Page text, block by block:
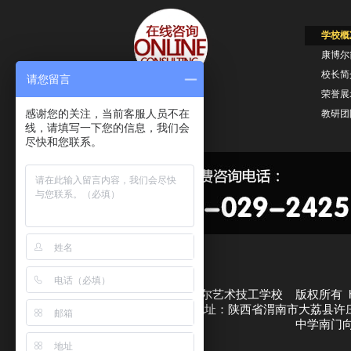
学校
康博
校长
荣誉
教研
西安康博尔艺术技工学校 版权所有
渭南康博尔校区地址：陕西省渭南市大荔县
中学南门
请您留言
感谢您的关注，当前客服人员不在
线，请填写一下您的信息，我们会
尽快和您联系。